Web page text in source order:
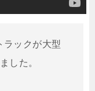
ックが大型
した。